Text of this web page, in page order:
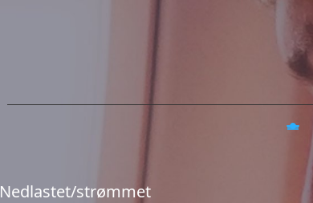
Nedlastet/strømmet